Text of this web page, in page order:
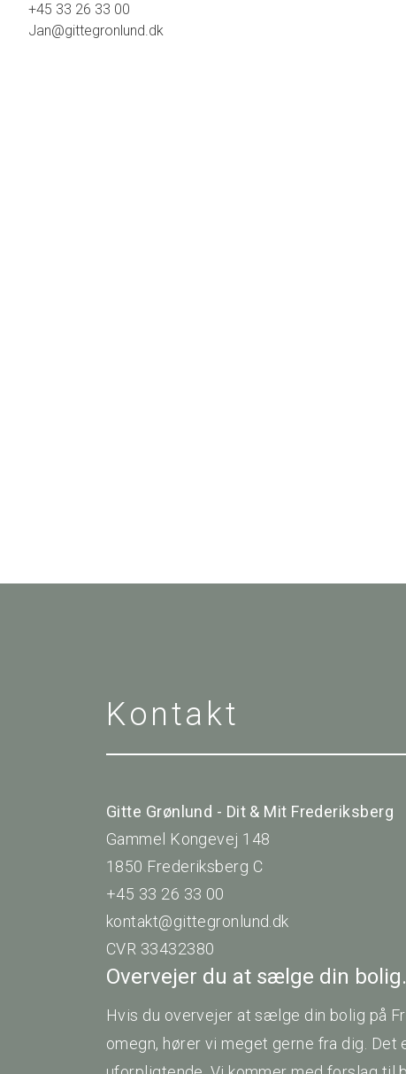
+45 33 26 33 00
Jan@gittegronlund.dk
Kontakt
Gitte Grønlund - Dit & Mit Frederiksberg
Gammel Kongevej 148
1850 Frederiksberg C
+45 33 26 33 00
kontakt@gittegronlund.dk
CVR 33432380
Overvejer du at sælge din
Hvis du overvejer at sælge din bolig på
omegn, hører vi meget gerne fra dig. Det